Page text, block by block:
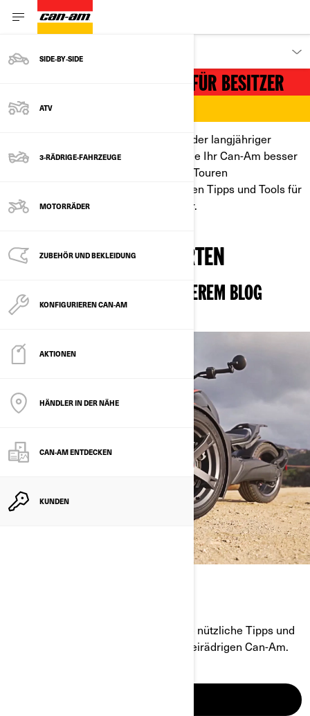
SIDE‑BY‑SIDE
ATV
3-RÄDRIGE-FAHRZEUGE
MOTORRÄDER
ZUBEHÖR UND BEKLEIDUNG
KONFIGURIEREN CAN-AM
AKTIONEN
HÄNDLER IN DER NÄHE
CAN-AM ENTDECKEN
KUNDEN
WILLKOMMEN IM BEREICH FÜR BESITZER
Egal, ob Sie neu in der Familie sind oder langjähriger
Kunde, hier sind Sie richtig. Lernen Sie Ihr Can-Am besser
kennen, um das Maximum aus Ihren Touren
herauszuholen. Fahren Sie mit unseren Tipps und Tools für
Eigentümer weiter, besser und länger.
WERDEN SIE ZUM EXPERTEN
LERNEN SIE CAN-AM IN UNSEREM BLOG
KENNEN.
Bereiten Sie Ihre Fahrt vor! Lesen Sie nützliche Tipps und
Artikel über das Fahren mit einem dreirädrigen Can-Am.